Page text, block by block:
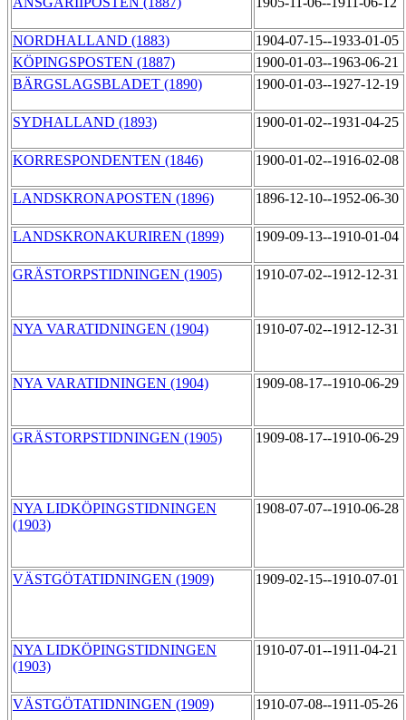
NORDHALLAND (1883)
1904-07-15--1933-01-05
KÖPINGSPOSTEN (1887)
1900-01-03--1963-06-21
BÄRGSLAGSBLADET (1890)
1900-01-03--1927-12-19
SYDHALLAND (1893) 1900-01-02--1931-04-25
KORRESPONDENTEN (1846) 1900-01-02--1916-02-08
LANDSKRONAPOSTEN (1896) 1896-12-10--1952-06-30
LANDSKRONAKURIREN (1899) 1909-09-13--1910-01-04
GRÄSTORPSTIDNINGEN (1905) 1910-07-02--1912-12-31
NYA VARATIDNINGEN (1904) 1910-07-02--1912-12-31
NYA VARATIDNINGEN (1904) 1909-08-17--1910-06-29
GRÄSTORPSTIDNINGEN (1905) 1909-08-17--1910-06-29
NYA LIDKÖPINGSTIDNINGEN
(1903)
1908-07-07--1910-06-28
VÄSTGÖTATIDNINGEN (1909) 1909-02-15--1910-07-01
NYA LIDKÖPINGSTIDNINGEN
(1903)
1910-07-01--1911-04-21
VÄSTGÖTATIDNINGEN (1909) 1910-07-08--1911-05-26